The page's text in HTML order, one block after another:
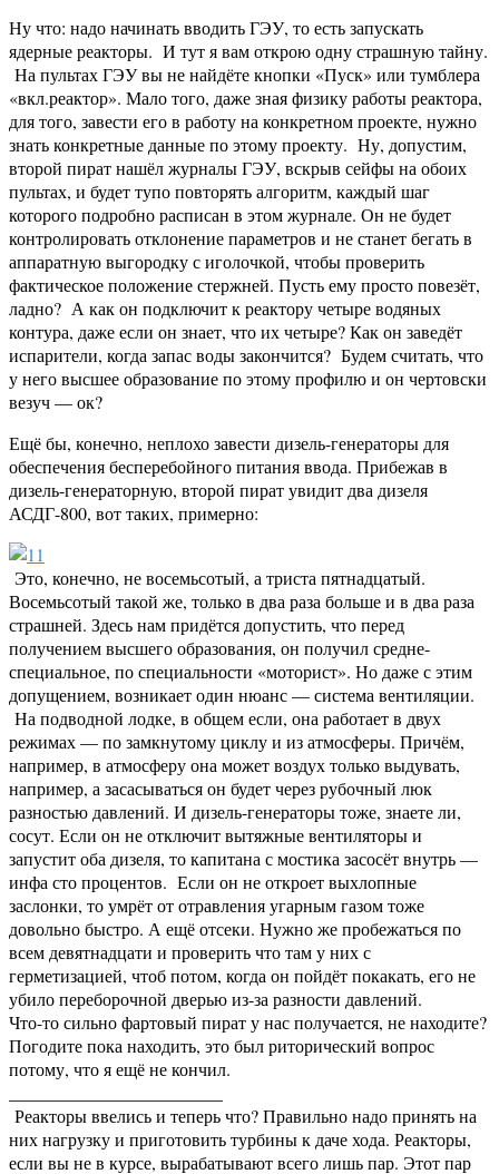
Ну что: надо начинать вводить ГЭУ, то есть запускать
ядерные реакторы. И тут я вам открою одну страшную тайну.
На пультах ГЭУ вы не найдёте кнопки «Пуск» или тумблера
«вкл.реактор». Мало того, даже зная физику работы реактора,
для того, завести его в работу на конкретном проекте, нужно
знать конкретные данные по этому проекту. Ну, допустим,
второй пират нашёл журналы ГЭУ, вскрыв сейфы на обоих
пультах, и будет тупо повторять алгоритм, каждый шаг
которого подробно расписан в этом журнале. Он не будет
контролировать отклонение параметров и не станет бегать в
аппаратную выгородку с иголочкой, чтобы проверить
фактическое положение стержней. Пусть ему просто повезёт,
ладно? А как он подключит к реактору четыре водяных
контура, даже если он знает, что их четыре? Как он заведёт
испарители, когда запас воды закончится? Будем считать, что
у него высшее образование по этому профилю и он чертовски
везуч — ок?
Ещё бы, конечно, неплохо завести дизель-генераторы для
обеспечения бесперебойного питания ввода. Прибежав в
дизель-генераторную, второй пират увидит два дизеля
АСДГ-800, вот таких, примерно:
Это, конечно, не восемьсотый, а триста пятнадцатый.
Восемьсотый такой же, только в два раза больше и в два раза
страшней. Здесь нам придётся допустить, что перед
получением высшего образования, он получил средне-
специальное, по специальности «моторист». Но даже с этим
допущением, возникает один нюанс — система вентиляции.
На подводной лодке, в общем если, она работает в двух
режимах — по замкнутому циклу и из атмосферы. Причём,
например, в атмосферу она может воздух только выдувать,
например, а засасываться он будет через рубочный люк
разностью давлений. И дизель-генераторы тоже, знаете ли,
сосут. Если он не отключит вытяжные вентиляторы и
запустит оба дизеля, то капитана с мостика засосёт внутрь —
инфа сто процентов. Если он не откроет выхлопные
заслонки, то умрёт от отравления угарным газом тоже
довольно быстро. А ещё отсеки. Нужно же пробежаться по
всем девятнадцати и проверить что там у них с
герметизацией, чтоб потом, когда он пойдёт покакать, его не
убило переборочной дверью из-за разности давлений.
Что-то сильно фартовый пират у нас получается, не находите?
Погодите пока находить, это был риторический вопрос
потому, что я ещё не кончил.
Реакторы ввелись и теперь что? Правильно надо принять на
них нагрузку и приготовить турбины к даче хода. Реакторы,
если вы не в курсе, вырабатывают всего лишь пар. Этот пар